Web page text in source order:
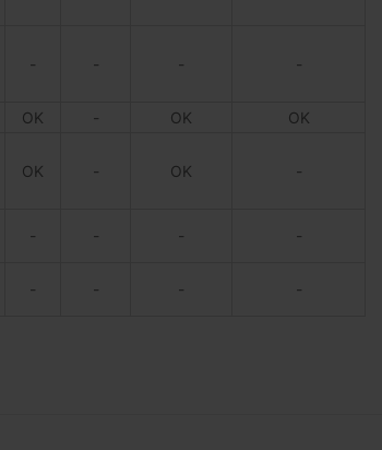
- - - -
OK - OK
OK
OK - OK -
- - - -
- - - -